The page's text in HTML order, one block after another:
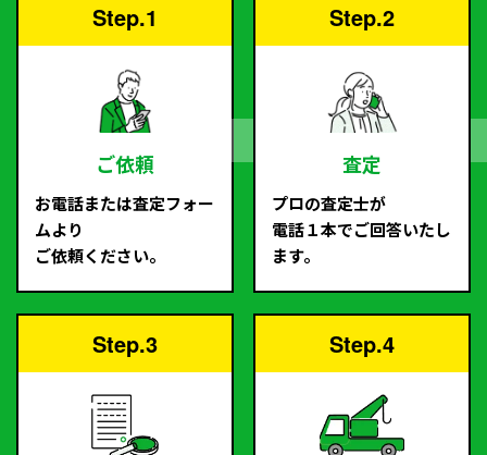
Step.1
ご依頼
お電話または査定フォー
ムより
ご依頼ください。
Step.2
査定
プロの査定士が
電話１本でご回答いたし
ます。
Step.3 Step.4